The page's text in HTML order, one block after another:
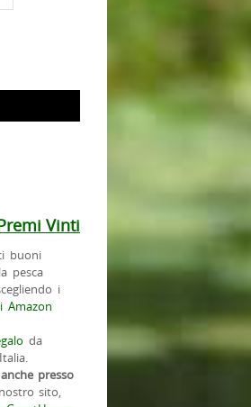
Vinti
buoni
pesca
i
Amazon
da
anche presso
sito,